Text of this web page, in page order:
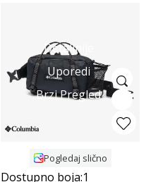
Detaljnije
Uporedi
Brzi Pregled
Pogledaj slično
Dostupno boja:1